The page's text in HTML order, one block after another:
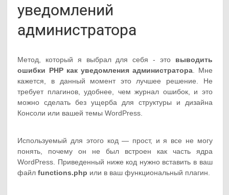
уведомлений
администратора
Метод, который я выбрал для себя - это выводить
ошибки PHP как уведомления администратора . Мне
кажется, в данный момент это лучшее решение. Не
требует плагинов, удобнее, чем журнал ошибок, и это
можно сделать без ущерба для структуры и дизайна
Консоли или вашей темы WordPress.
Используемый для этого код — прост, и я все не могу
понять, почему он не был встроен как часть ядра
WordPress. Приведенный ниже код нужно вставить в ваш
файлfunctions.php или в ваш функциональный плагин.